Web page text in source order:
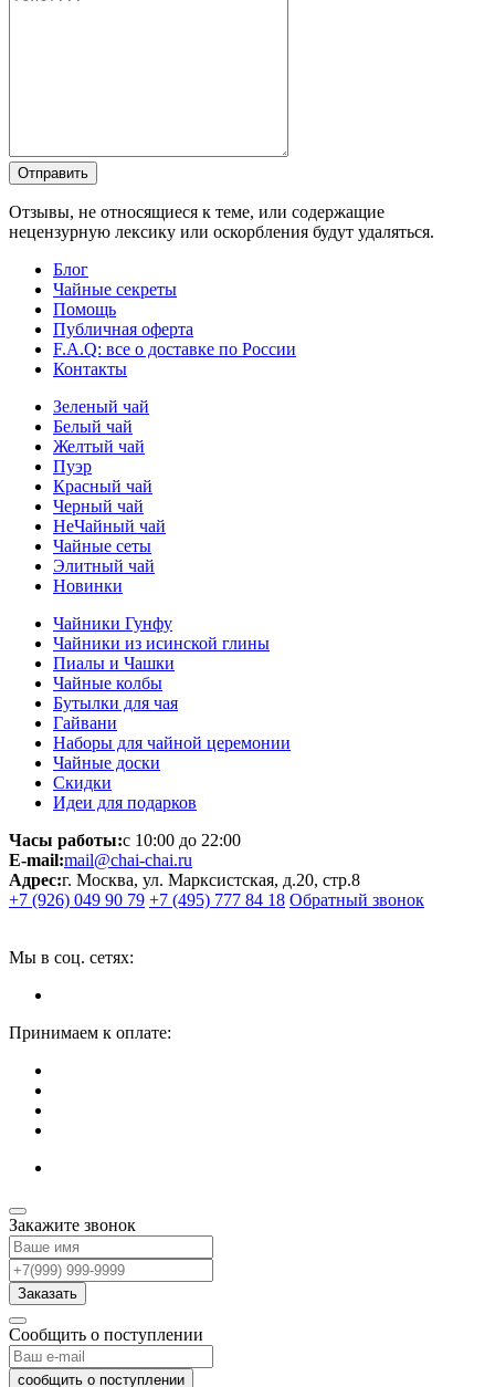
Отправить
Отзывы, не относящиеся к теме, или содержащие
нецензурную лексику или оскорбления будут удаляться.
Блог
Чайные секреты
Помощь
Публичная оферта
F.A.Q: все о доставке по России
Контакты
Зеленый чай
Белый чай
Желтый чай
Пуэр
Красный чай
Черный чай
НеЧайный чай
Чайные сеты
Элитный чай
Новинки
Чайники Гунфу
Чайники из исинской глины
Пиалы и Чашки
Чайные колбы
Бутылки для чая
Гайвани
Наборы для чайной церемонии
Чайные доски
Скидки
Идеи для подарков
Часы работы:с 10:00 до 22:00
E-mail:mail@chai-chai.ru
Адрес:г. Москва, ул. Марксистская, д.20, стр.8
+7 (926) 049 90 79 +7 (495) 777 84 18 Обратный звонок
Мы в соц. сетях:
Принимаем к оплате:
Закажите звонок
Заказать
Сообщить о поступлении
сообщить о поступлении